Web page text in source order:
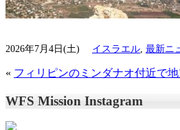
2026年7月4日(土) イスラエル 最新ニ
« フィリピンのミンダナオ付近で
WFS Mission Instagram